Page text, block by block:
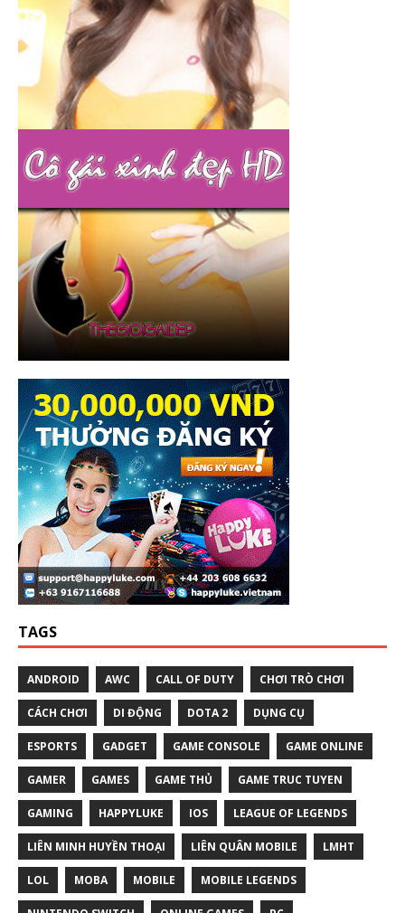
TAGS
ANDROID AWC CALL OF DUTY CHƠI TRÒ CHƠI
CÁCH CHƠI DI ĐỘNG DOTA 2 DỤNG CỤ
ESPORTS GADGET GAME CONSOLE GAME ONLINE
GAMER GAMES GAME THỦ GAME TRUC TUYEN
GAMING HAPPYLUKE IOS LEAGUE OF LEGENDS
LIÊN MINH HUYỀN THOẠI LIÊN QUÂN MOBILE LMHT
LOL MOBA MOBILE MOBILE LEGENDS